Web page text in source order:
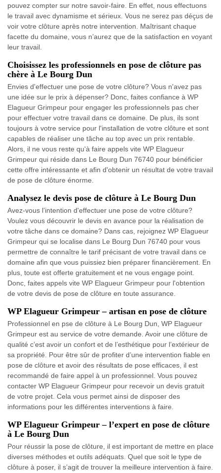
pouvez compter sur notre savoir-faire. En effet, nous effectuons
le travail avec dynamisme et sérieux. Vous ne serez pas déçus de
voir votre clôture après notre intervention. Maîtrisant chaque
facette du domaine, vous n’aurez que de la satisfaction en voyant
leur travail.
Choisissez les professionnels en pose de clôture pas
chère à Le Bourg Dun
Envies d'effectuer une pose de votre clôture? Vous n'avez pas
une idée sur le prix à dépenser? Donc, faites confiance à WP
Elagueur Grimpeur pour engager les professionnels pas cher
pour effectuer votre travail dans ce domaine. De plus, ils sont
toujours à votre service pour l'installation de votre clôture et sont
capables de réaliser une tâche au top avec un prix rentable.
Alors, il ne vous reste qu'à faire appels vite WP Elagueur
Grimpeur qui réside dans Le Bourg Dun 76740 pour bénéficier
cette offre intéressante et afin d'obtenir un résultat de votre travail
de pose de clôture énorme.
Analysez le devis pose de clôture à Le Bourg Dun
Avez-vous l’intention d'effectuer une pose de votre clôture?
Voulez vous découvrir le devis en avance pour la réalisation de
votre tâche dans ce domaine? Dans cas, rejoignez WP Elagueur
Grimpeur qui se localise dans Le Bourg Dun 76740 pour vous
permettre de connaître le tarif précisant de votre travail dans ce
domaine afin que vous puissiez bien préparer financièrement. En
plus, toute est offerte gratuitement et ne vous engage point.
Donc, faites appels vite WP Elagueur Grimpeur pour l'obtention
de votre devis de pose de clôture en toute assurance.
WP Elagueur Grimpeur – artisan en pose de clôture
Professionnel en pse de clôture à Le Bourg Dun, WP Elagueur
Grimpeur est au service de votre demande. Avoir une clôture de
qualité c’est avoir un confort et de l’esthétique pour l’extérieur de
sa propriété. Pour être sûr de profiter d’une intervention fiable en
pose de clôture et avoir des résultats de pose efficaces, il est
recommandé de faire appel à un professionnel. Vous pouvez
contacter WP Elagueur Grimpeur pour recevoir un devis gratuit
de votre projet. Cela vous permet ainsi de disposer des
informations pour les différentes interventions à faire.
WP Elagueur Grimpeur – l’expert en pose de clôture
à Le Bourg Dun
Pour réussir la pose de clôture, il est important de mettre en place
diverses méthodes et outils adéquats. Quel que soit le type de
clôture à poser, il s’agit de trouver la meilleure intervention à faire.